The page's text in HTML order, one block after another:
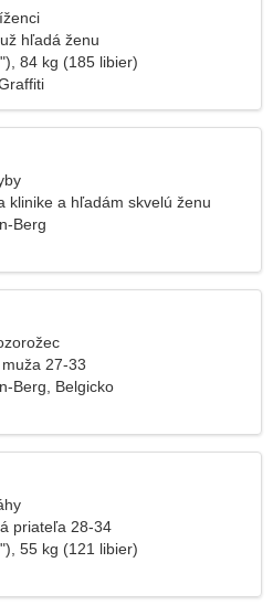
hľadá ženu
84 kg (185 libier)
klinike a hľadám skvelú ženu
Berg
27-33
Berg, Belgicko
priateľa 28-34
55 kg (121 libier)